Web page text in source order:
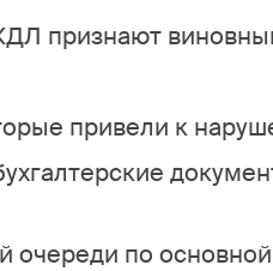
признают
привели к
очереди по